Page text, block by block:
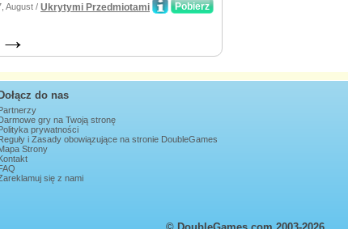
Pobierz
August / Ukrytymi Przedmiotami
→
Dołącz do nas
gry na Twoją stronę
prywatności
i Zasady obowiązujące na stronie DoubleGames
Strony
się z nami